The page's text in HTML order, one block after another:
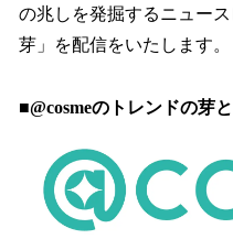
み
込
み
で
の兆しを発掘するニュー
芽」を配信をいたします。
■@cosmeのトレンドの芽